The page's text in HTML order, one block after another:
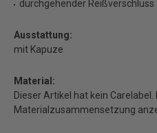
durchgehender Reißverschluss
Ausstattung:
mit Kapuze
Material:
Dieser Artikel hat kein
Materialzusammensetzung